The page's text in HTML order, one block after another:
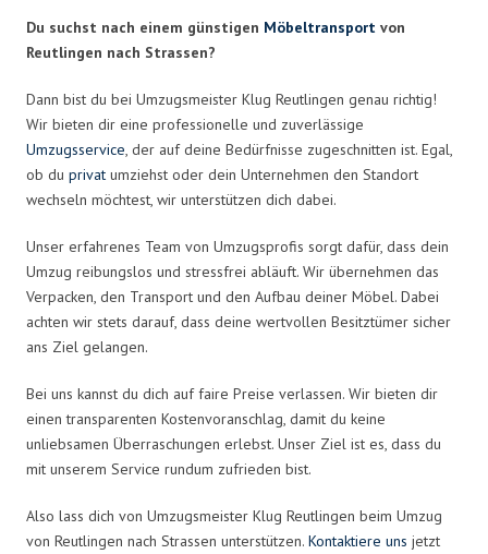
Du suchst nach einem günstigen Möbeltransport von
Reutlingen nach Strassen?
Dann bist du bei Umzugsmeister Klug Reutlingen genau richtig!
Wir bieten dir eine professionelle und zuverlässige
Umzugsservice, der auf deine Bedürfnisse zugeschnitten ist. Egal,
ob du privat umziehst oder dein Unternehmen den Standort
wechseln möchtest, wir unterstützen dich dabei.
Unser erfahrenes Team von Umzugsprofis sorgt dafür, dass dein
Umzug reibungslos und stressfrei abläuft. Wir übernehmen das
Verpacken, den Transport und den Aufbau deiner Möbel. Dabei
achten wir stets darauf, dass deine wertvollen Besitztümer sicher
ans Ziel gelangen.
Bei uns kannst du dich auf faire Preise verlassen. Wir bieten dir
einen transparenten Kostenvoranschlag, damit du keine
unliebsamen Überraschungen erlebst. Unser Ziel ist es, dass du
mit unserem Service rundum zufrieden bist.
Also lass dich von Umzugsmeister Klug Reutlingen beim Umzug
von Reutlingen nach Strassen unterstützen. Kontaktiere uns jetzt